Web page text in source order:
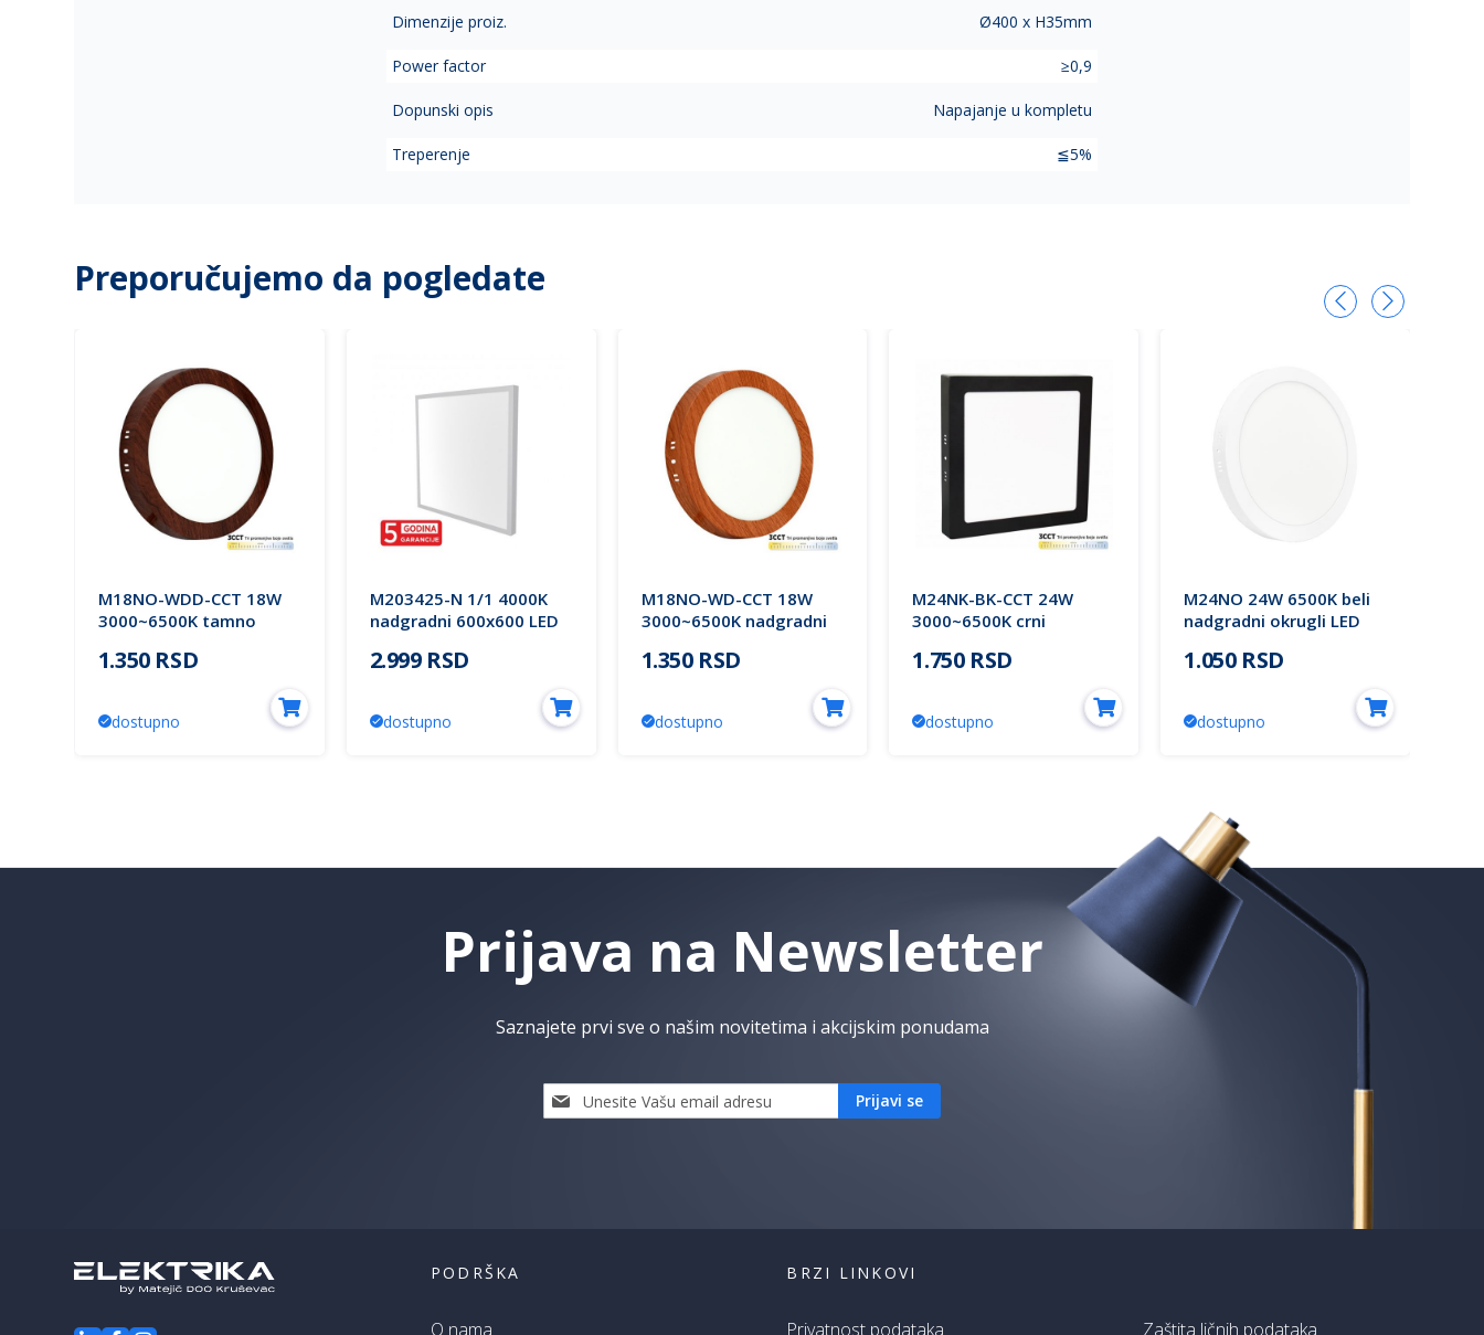
Dimenzije proiz. Ø400 x H35mm
Power factor ≥0,9
Dopunski opis Napajanje u kompletu
Treperenje ≦5%
Preporučujemo da pogledate
M18NO-WDD-CCT 18W
3000~6500K tamno
LED panel Mitea Lighting
1.350 RSD
dostupno
M203425-N 1/1 4000K
nadgradni 600x600 LED
beli ram 40W 4400lm 5Y-
2.999 RSD
dostupno
M18NO-WD-CCT 18W
3000~6500K nadgradni
Lighting (25 mes.)
1.350 RSD
dostupno
M24NK-BK-CCT 24W
3000~6500K crni
panel Mitea Lighting (25
1.750 RSD
dostupno
M24NO 24W 6500K beli
nadgradni okrugli LED
1.050 RSD
dostupno
Prijava na Newsletter
Saznajete prvi sve o našim novitetima i akcijskim ponudama
Prijavi
se
Prijavi se
PODRŠKA
O nama
BRZI LINKOVI
Privatnost podataka Zaštita ličnih podataka